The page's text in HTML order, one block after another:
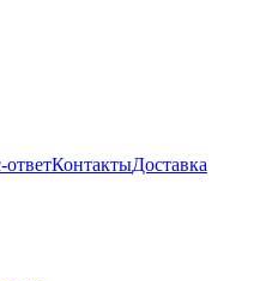
КонтактыДоставка